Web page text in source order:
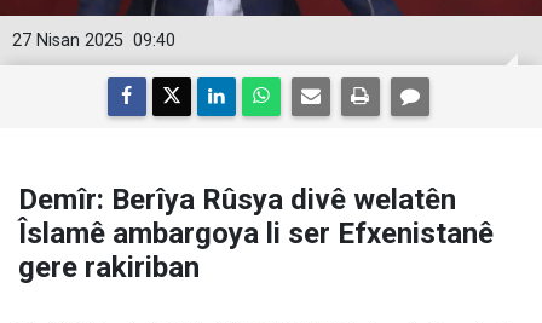
09:40
27 Nisan 2025
Demîr: Berîya Rûsya divê welatên
Îslamê ambargoya li ser Efxenistanê
gere rakiriban